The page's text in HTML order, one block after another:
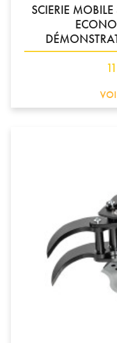
SCIERIE
Prix